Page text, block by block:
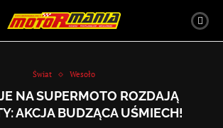
Świat Wesoło
NA SUPERMOTO ROZDAJĄ
AKCJA BUDZĄCA UŚMIECH!